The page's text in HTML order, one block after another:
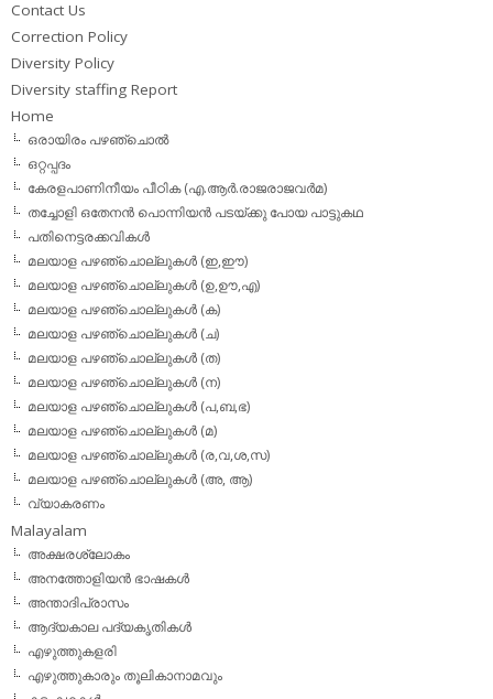
Contact Us
Correction Policy
Diversity Policy
Diversity staffing Report
Home
ഒരായിരം പഴഞ്ചൊല്‍
ഒറ്റപ്പദം
കേരളപാണിനീയം പീഠിക (എ.ആര്‍.രാജരാജവര്‍മ)
തച്ചോളി ഒതേനൻ പൊന്നിയൻ പടയ്‌ക്കു പോയ പാട്ടുകഥ
പതിനെട്ടരക്കവികള്‍
മലയാള പഴഞ്ചൊല്ലുകള്‍ (ഇ,ഈ)
മലയാള പഴഞ്ചൊല്ലുകള്‍ (ഉ,ഊ,എ)
മലയാള പഴഞ്ചൊല്ലുകള്‍ (ക)
മലയാള പഴഞ്ചൊല്ലുകള്‍ (ച)
മലയാള പഴഞ്ചൊല്ലുകള്‍ (ത)
മലയാള പഴഞ്ചൊല്ലുകള്‍ (ന)
മലയാള പഴഞ്ചൊല്ലുകള്‍ (പ,ബ,ഭ)
മലയാള പഴഞ്ചൊല്ലുകള്‍ (മ)
മലയാള പഴഞ്ചൊല്ലുകള്‍ (ര,വ,ശ,സ)
മലയാള പഴഞ്ചൊല്ലുകൾ (അ, ആ)
വ്യാകരണം
Malayalam
അക്ഷരശ്ലോകം
അനത്തോളിയന്‍ ഭാഷകള്‍
അന്താദിപ്രാസം
ആദ്യകാല പദ്യകൃതികള്‍
എഴുത്തുകളരി
എഴുത്തുകാരും തൂലികാനാമവും